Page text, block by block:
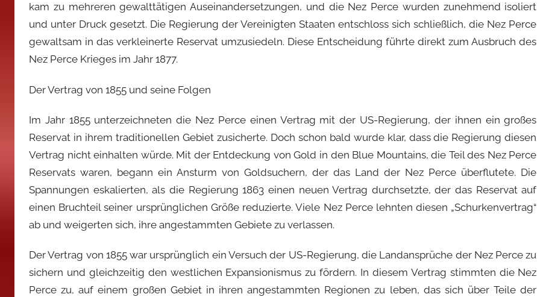
kam zu mehreren gewalttätigen Auseinandersetzungen, und die Nez Perce wurden zunehmend isoliert
und unter Druck gesetzt. Die Regierung der Vereinigten Staaten entschloss sich schließlich, die Nez Perce
gewaltsam in das verkleinerte Reservat umzusiedeln. Diese Entscheidung führte direkt zum Ausbruch des
Nez Perce Krieges im Jahr 1877.
Der Vertrag von 1855 und seine Folgen
Im Jahr 1855 unterzeichneten die Nez Perce einen Vertrag mit der US-Regierung, der ihnen ein großes
Reservat in ihrem traditionellen Gebiet zusicherte. Doch schon bald wurde klar, dass die Regierung diesen
Vertrag nicht einhalten würde. Mit der Entdeckung von Gold in den Blue Mountains, die Teil des Nez Perce
Reservats waren, begann ein Ansturm von Goldsuchern, der das Land der Nez Perce überflutete. Die
Spannungen eskalierten, als die Regierung 1863 einen neuen Vertrag durchsetzte, der das Reservat auf
einen Bruchteil seiner ursprünglichen Größe reduzierte. Viele Nez Perce lehnten diesen „Schurkenvertrag“
ab und weigerten sich, ihre angestammten Gebiete zu verlassen.
Der Vertrag von 1855 war ursprünglich ein Versuch der US-Regierung, die Landansprüche der Nez Perce zu
sichern und gleichzeitig den westlichen Expansionismus zu fördern. In diesem Vertrag stimmten die Nez
Perce zu, auf einem großen Gebiet in ihren angestammten Regionen zu leben, das sich über Teile der